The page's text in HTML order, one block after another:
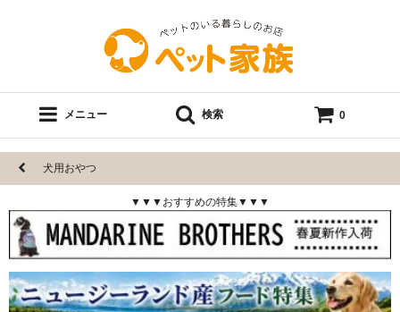
メニュー 検索 0
犬用おやつ
▼▼▼おすすめの特集▼▼▼